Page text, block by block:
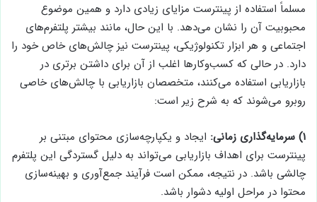
مسلماً استفاده از پینترست مزایای زیادی دارد و همین موضوع
محبوبیت آن را نشان می‌دهد. با این حال، مانند بیشتر پلتفرم‌های
اجتماعی و هر ابزار تکنولوژیکی، پینترست نیز چالش‌های خاص خود را
دارد. در حالی که کسب‌وکارها اغلب از آن برای داشتن برتری در
بازاریابی استفاده می‌کنند، متخصصان بازاریابی با چالش‌های خاصی
روبرو می‌شوند که به شرح زیر است:
۱) سرمایه‌گذاری زمانی:
ایجاد و یکپارچه‌سازی محتوای مبتنی بر
پینترست برای اهداف بازاریابی می‌تواند به دلیل گستردگی این پلتفرم
چالشی باشد. در نتیجه، ممکن است فرآیند جمع‌آوری و بهینه‌سازی
محتوا در مراحل اولیه دشوار باشد.